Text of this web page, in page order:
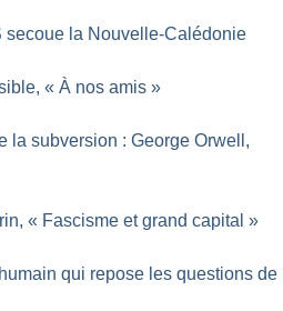
secoue la Nouvelle-Calédonie
« À nos amis »
la subversion : George Orwell,
« Fascisme et grand capital »
qui repose les questions de